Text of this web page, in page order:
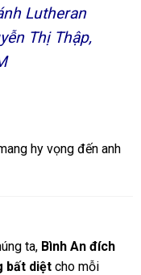
Lutheran
Thị Thập,
hy vọng đến anh
ta, Bình An đích
bất diệt cho mỗi